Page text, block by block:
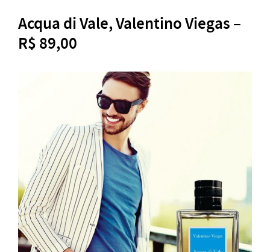
Acqua di Vale, Valentino Viegas –
R$ 89,00